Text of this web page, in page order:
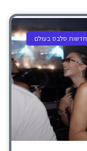
חדשות סלבס בעולם